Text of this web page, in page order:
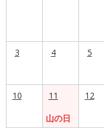
3 4 5
10
11
山の日
12